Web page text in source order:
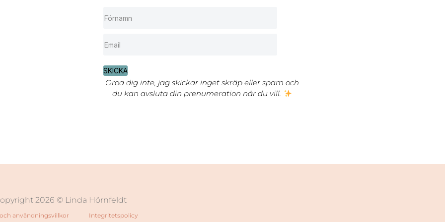
SKICKA
Oroa dig inte, jag skickar inget skräp eller spam och
du kan avsluta din prenumeration när du vill.
2026 © Linda Hörnfeldt
användningsvillkor Integritetspolicy